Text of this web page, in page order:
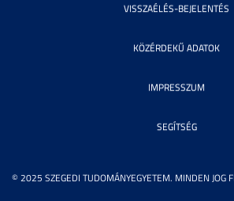
© 2025 SZEGEDI TUDOMÁNYEGYETEM. MINDEN JOG
VISSZAÉLÉS-BEJELENTÉS
KÖZÉRDEKŰ ADATOK
IMPRESSZUM
SEGÍTSÉG